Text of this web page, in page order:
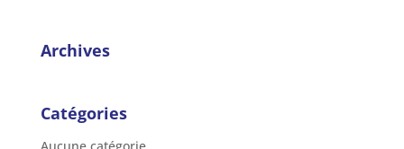
Archives
Catégories